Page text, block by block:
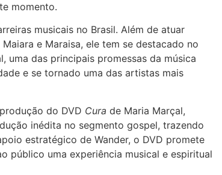
momento.
musicais no Brasil. Além de atuar
e Maraisa, ele tem se destacado no
uma das principais promessas da música
e se tornado uma das artistas mais
do DVD Cura de Maria Marçal,
inédita no segmento gospel, trazendo
estratégico de Wander, o DVD promete
público uma experiência musical e espiritual